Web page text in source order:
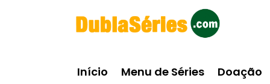
Início Menu de Séries Doação